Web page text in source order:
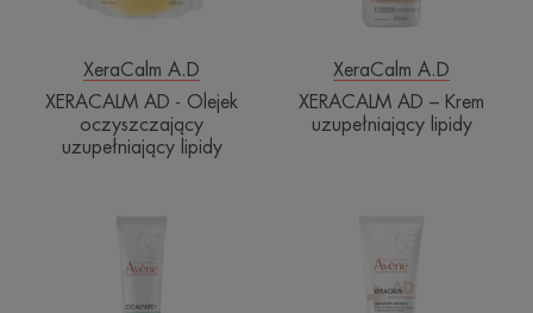
XeraCalm A.D
XERACALM AD - Olejek
oczyszczający
uzupełniający lipidy
XeraCalm A.D
XERACALM AD – Krem
uzupełniający lipidy
remodelujący
Koncentrat
kojący